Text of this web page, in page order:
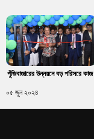
পুঁজিবাজারের উন্নয়নে বড় পরিসরে
০৫ জুন ২০২৪